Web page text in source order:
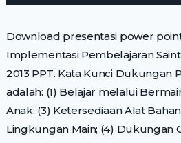
Download presentasi power
Implementasi Pembelajaran
2013 PPT. Kata Kunci Dukungan
adalah: (1) Belajar melalui
Anak; (3) Ketersediaan Alat
Lingkungan Main; (4) Dukungan